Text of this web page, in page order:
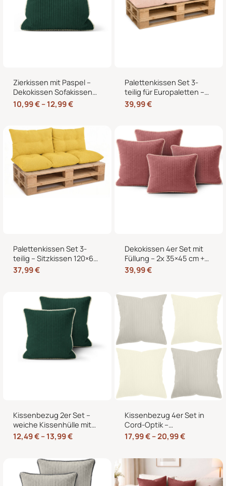
Zierkissen mit Paspel –
Dekokissen Sofakissen
mit Füllung, weicher
Bezug, formstabil,
10,99€–12,99€
Palettenkissen Set 3-
teilig für Europaletten –
Sitzkissen 120×80 cm + 2
Rückenkissen 40×60 cm
39,99€
Palettenkissen Set 3-
teilig – Sitzkissen 120×60
cm + 2 Rückenkissen
60×40 cm für
37,99€
Dekokissen 4er Set mit
Füllung – 2x 35×45 cm +
2x 40×40 cm Zierkissen
für Sofa und Bett
39,99€
Kissenbezug 2er Set –
weiche Kissenhülle mit
Hotelverschluss,
zweifarbig, ohne Füllung
12,49€–13,99€
Kissenbezug 4er Set in
Cord-Optik –
Zierkissenbezüge ohne
Reißverschluss mit
45×45 und 50×50 cm
17,99€–20,99€